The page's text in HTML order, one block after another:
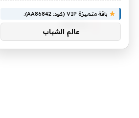
DOYLE
باقة متميزة VIP (كود: AA86842):
عالم الشباب